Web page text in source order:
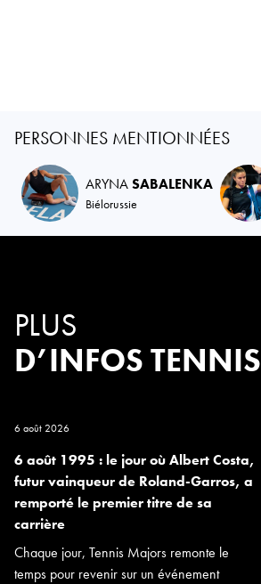
PERSONNES MENTIONNÉES
ARYNASABALENKA
Biélorussie
PLUS
D’INFOS TENNIS
6 août 2026
6 août 1995 : le jour où Albert Costa,
futur vainqueur de Roland-Garros, a
remporté le premier titre de sa
carrière
Chaque jour, Tennis Majors remonte le
temps pour revenir sur un événement